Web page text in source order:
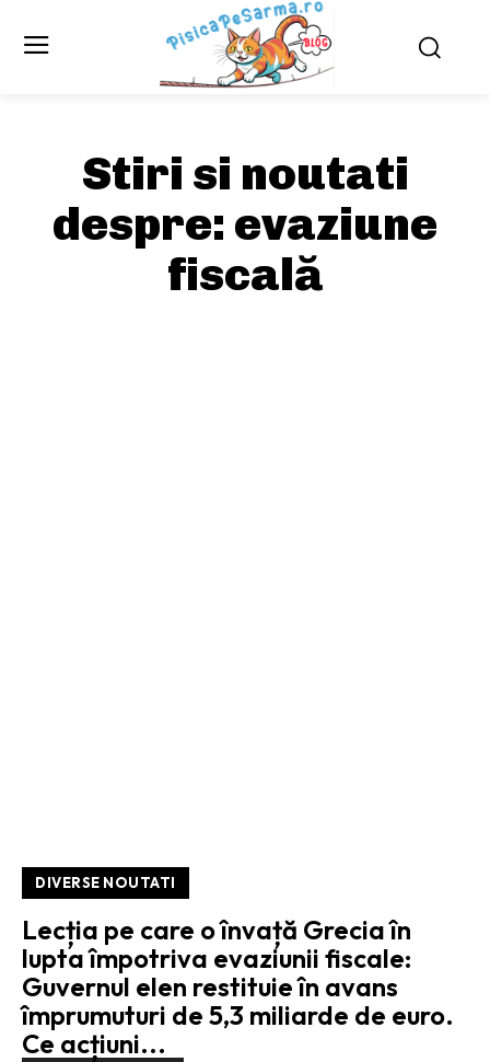
Stiri si noutati
despre: evaziune
fiscală
DIVERSE NOUTATI
Lecția pe care o învață Grecia în
lupta împotriva evaziunii fiscale:
Guvernul elen restituie în avans
împrumuturi de 5,3 miliarde de euro.
Ce acțiuni...